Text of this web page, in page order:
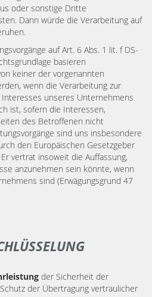
oder sonstige Dritte
Dann würde die Verarbeitung auf
auf Art. 6 Abs. 1 lit. f DS-
basieren
keiner der vorgenannten
wenn die Verarbeitung zur
unseres Unternehmens
ist, sofern die Interessen,
des Betroffenen nicht
sind uns insbesondere
den Europäischen Gesetzgeber
vertrat insoweit die Auffassung,
anzunehmen sein könnte, wenn
sind (Erwägungsgrund 47
der Sicherheit der
der Übertragung vertraulicher